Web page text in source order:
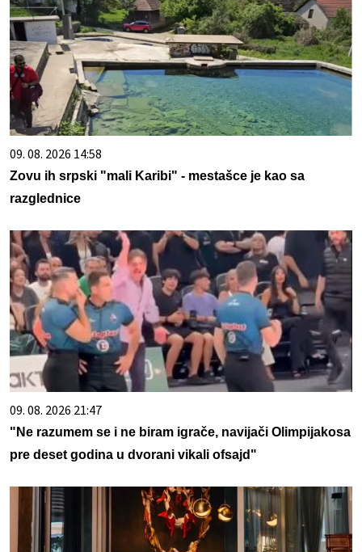
09. 08. 2026 14:58
Zovu ih srpski "mali Karibi" - mestašce je kao sa
razglednice
09. 08. 2026 21:47
"Ne razumem se i ne biram igrače, navijači Olimpijakosa
pre deset godina u dvorani vikali ofsajd"